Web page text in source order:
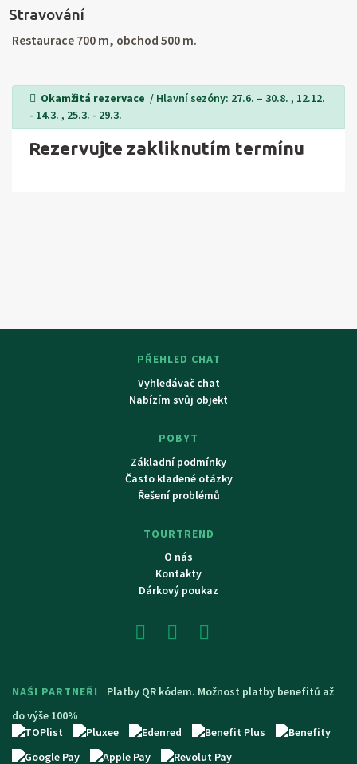
stavba Nové Hrady, zámek v Moravské Třebové, Chrast -
městské muzeum, zámek, hrad Košumberk, Rychmburk.
Stravování
Restaurace 700 m, obchod 500 m.
Okamžitá rezervace / Hlavní sezóny: 27.6. – 30.8. , 12.12.
- 14.3. , 25.3. - 29.3.
Rezervujte zakliknutím termínu
PŘEHLED CHAT
Vyhledávač chat
Nabízím svůj objekt
POBYT
Základní podmínky
Často kladené otázky
Řešení problémů
TOURTREND
O nás
Kontakty
Dárkový poukaz
NAŠI PARTNEŘI
Platby QR kódem. Možnost platby benefitů až
do výše 100%